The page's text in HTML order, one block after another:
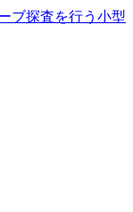
ブ探査を行う小型